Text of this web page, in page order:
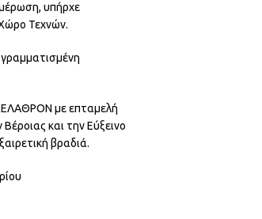
υπήρχε
Τεχνών.
με επταμελή
και την Εύξεινο
βραδιά.